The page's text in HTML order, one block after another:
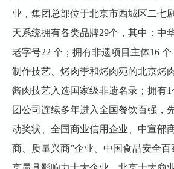
业，集团总部位于北京市西城区二七
天系统拥有各类品牌29个，其中：中
老字号22 个；拥有非遗项目主体16
制作技艺、烤肉季和烤肉宛的北京烤
酱肉技艺入选国家级非遗名录；拥有
团公司连续多年进入全国餐饮百强，
动奖状、全国商业信用企业、中宣部
商、质量兴商”企业、中国食品安全